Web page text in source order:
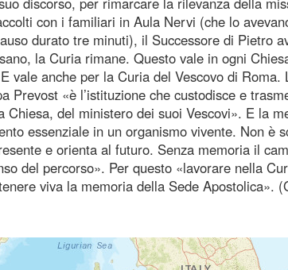
con i familiari in Aula Nervi (che lo
durato tre minuti), il Successore di Pietro
la Curia rimane. Questo vale in ogni
vale anche per la Curia del Vescovo di Roma.
Prevost «è l’istituzione che custodisce e
Chiesa, del ministero dei suoi Vescovi». E la
essenziale in un organismo vivente. Non è
e orienta al futuro. Senza memoria il
del percorso». Per questo «lavorare nella
viva la memoria della Sede Apostolica».